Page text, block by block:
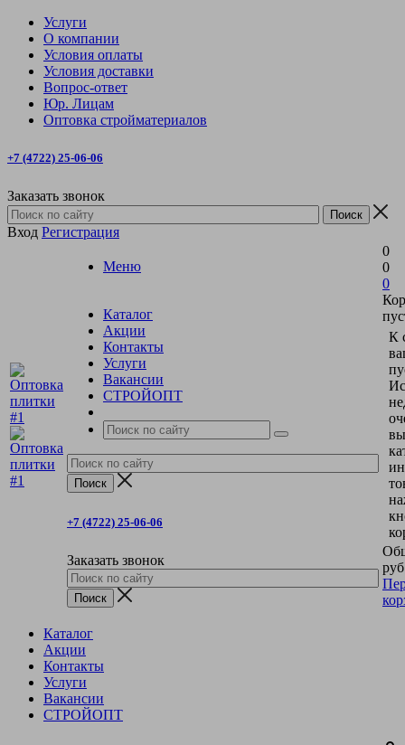
Услуги
О компании
Условия оплаты
Условия доставки
Вопрос-ответ
Юр. Лицам
Оптовка стройматериалов
+7 (4722) 25-06-06
Заказать звонок
Вход Регистрация
Меню
Каталог
Акции
Контакты
Услуги
Вакансии
СТРОЙОПТ
+7 (4722) 25-06-06
Заказать звонок
0
0
0
К
Каталог
Акции
Контакты
Услуги
Вакансии
СТРОЙОПТ